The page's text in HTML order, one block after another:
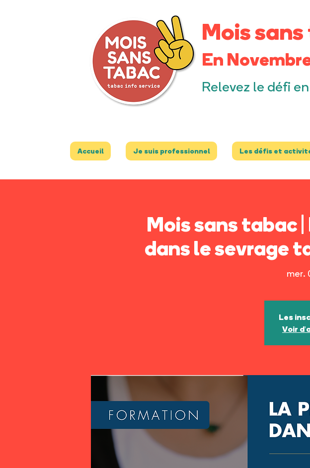
Mois
En
Relevez le défi
Accueil Je suis professionnel Les défis et
Mois sans tabac
dans le sevrage
mer.
Les
Voir